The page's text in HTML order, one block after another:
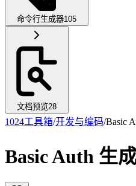
命令行生成器105
文档预览28
1024工具箱/开发与编码/Basic
Basic Auth 生